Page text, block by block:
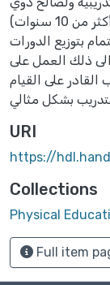
الخبرة (أكثر من 10 سنوات).
بتوزيع الدورات
ذلك العمل على
على القيام
URI
https://
Collections
Physical
Full item